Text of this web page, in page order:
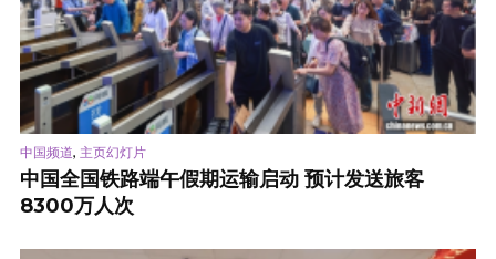
中国频道, 主页幻灯片
中国全国铁路端午假期运输启动 预计发送旅客
8300万人次